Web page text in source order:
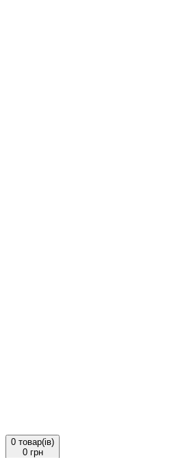
0 товар(ів)
0 грн